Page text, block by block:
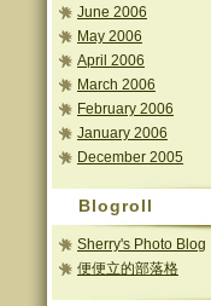
June 2006
May 2006
April 2006
March 2006
February 2006
January 2006
December 2005
Blogroll
Sherry's Photo Blog
便便立的部落格